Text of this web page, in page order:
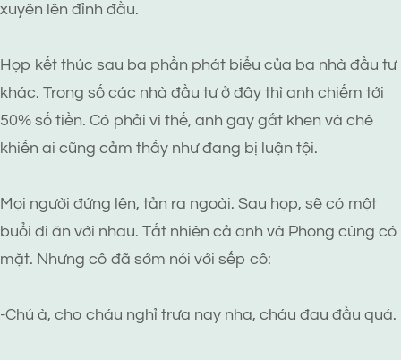
xuyên lên đỉnh đầu.
Họp kết thúc sau ba phần phát biểu của ba nhà đầu tư
khác. Trong số các nhà đầu tư ở đây thì anh chiếm tới
50% số tiền. Có phải vì thế, anh gay gắt khen và chê
khiến ai cũng cảm thấy như đang bị luận tội.
Mọi người đứng lên, tản ra ngoài. Sau họp, sẽ có một
buổi đi ăn với nhau. Tất nhiên cả anh và Phong cùng có
mặt. Nhưng cô đã sớm nói với sếp cô:
-Chú à, cho cháu nghỉ trưa nay nha, cháu đau đầu quá.